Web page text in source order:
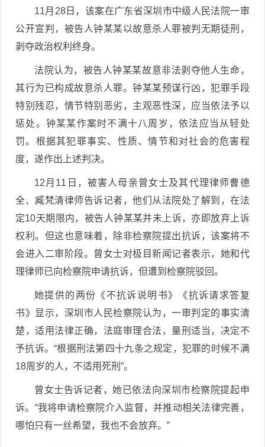
11月28日，该案在广东省深圳市中级人民法院一审
公开宣判，被告人钟某某以故意杀人罪被判无期徒刑，
剥夺政治权利终身。
法院认为，被告人钟某某故意非法剥夺他人生命，
其行为已构成故意杀人罪。钟某某预谋行凶，犯罪手段
特别残忍，情节特别恶劣，主观恶性深，应当依法予以
惩处。钟某某作案时不满十八周岁，依法应当从轻处
罚。根据其犯罪事实、性质、情节和对社会的危害程
度，遂作出上述判决。
12月11日，被害人母亲曾女士及其代理律师曹德
全、臧梵清律师告诉记者，他们从法院处了解到，在法
定10天期限内，被告人钟某某并未上诉，亦即放弃上诉
权利。但这也意味着，除非检察院提出抗诉，该案将不
会进入二审阶段。曾女士对极目新闻记者表示，她和代
理律师已向检察院申请抗诉，但遭到检察院驳回。
她提供的两份《不抗诉说明书》《抗诉请求答复
书》显示，深圳市人民检察院认为，一审判定的事实清
楚，适用法律正确，法庭审理合法，量刑适当，决定不
予抗诉。“根据刑法第四十九条之规定，犯罪的时候不满
18周岁的人，不适用死刑”。
曾女士告诉记者，她已依法向深圳市检察院提起申
诉。“我将申请检察院介入监督，并推动相关法律完善，
哪怕只有一丝希望，我也不会放弃。”